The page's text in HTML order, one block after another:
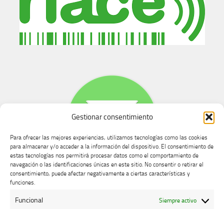
Gestionar consentimiento
Para ofrecer las mejores experiencias, utilizamos tecnologías como las cookies
para almacenar y/o acceder a la información del dispositivo. El consentimiento de
estas tecnologías nos permitirá procesar datos como el comportamiento de
navegación o las identificaciones únicas en este sitio. No consentir o retirar el
consentimiento, puede afectar negativamente a ciertas características y
funciones.
Funcional Siempre activo
Buzón de dudas, quejas y sugerencias